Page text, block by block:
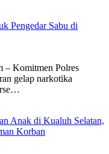
Pengedar Sabu di
Komitmen Polres
gelap narkotika
Anak di Kualuh Selatan,
Korban